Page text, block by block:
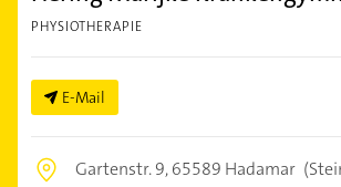
PHYSIOTHERAPIE
E-Mail
Gartenstr. 9,65589 Hadamar